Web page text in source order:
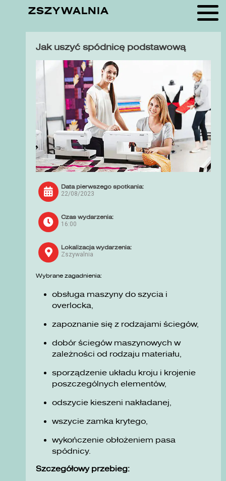
ZSZYWALNIA
Jak uszyć spódnicę podstawową
Data pierwszego spotkania:
22/08/2023
Czas wydarzenia:
16:00
Lokalizacja wydarzenia:
Zszywalnia
Wybrane zagadnienia:
obsługa maszyny do szycia i
overlocka,
zapoznanie się z rodzajami ściegów,
dobór ściegów maszynowych w
zależności od rodzaju materiału,
sporządzenie układu kroju i krojenie
poszczególnych elementów,
odszycie kieszeni nakładanej,
wszycie zamka krytego,
wykończenie obłożeniem pasa
spódnicy.
Szczegółowy przebieg: